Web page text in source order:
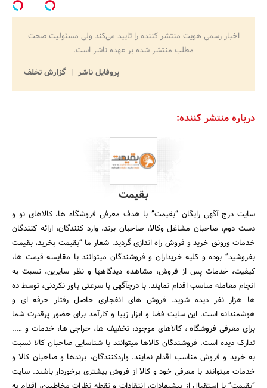
اخبار رسمی هویت منتشر کننده را تایید می‌کند ولی مسئولیت صحت
مطلب منتشر شده بر عهده ناشر است.
پروفایل ناشر
گزارش تخلف
درباره منتشر کننده:
بقیمت
سایت درج آگهی رایگان “بقیمت” با هدف معرفی فروشگاه ها، کالاهای نو و
دست دوم، صاحبان مشاغل وکالا، صاحبان برند، وارد کنندگان، ارائه کنندگان
خدمات ورونق خرید و فروش راه اندازی گردید. شعار ما “بقیمت بخرید، بقیمت
بفروشید” بوده و کلیه خریداران و فروشندگان میتوانند با مقایسه قیمت ها،
کیفیت، خدمات پس از فروش، مشاهده دیدگاهها و نظر سایرین، نسبت به
انجام معامله مناسب اقدام نمایند. با درجآگهی با سرعتی باور نکردنی، توسط ده
ها هزار نفر دیده شوید. فروش های انفجاری حاصل رفتار حرفه ای و
هوشمندانه است. این سایت فضا و ابزار زیبا و کارآمد برای حضور پرقدرت شما
برای معرفی فروشگاه ، کالاهای موجود، تخفیف ها، حراجی ها، خدمات و …..
تدارک دیده است. فروشندگان کالاها میتوانند با شناسایی صاحبان کالا نسبت
به خرید و فروش مناسب اقدام نمایند. واردکنندگان، برندها و صاحبان کالا و
خدمات میتوانند با معرفی خود و کالا از فروش بیشتری برخوردار باشند. سایت